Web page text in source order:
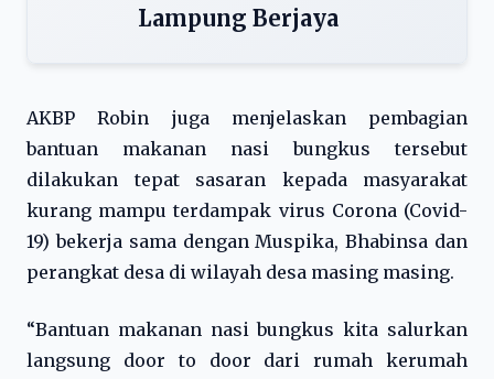
Lampung Berjaya
AKBP Robin juga menjelaskan pembagian
bantuan makanan nasi bungkus tersebut
dilakukan tepat sasaran kepada masyarakat
kurang mampu terdampak virus Corona (Covid-
19) bekerja sama dengan Muspika, Bhabinsa dan
perangkat desa di wilayah desa masing masing.
“Bantuan makanan nasi bungkus kita salurkan
langsung door to door dari rumah kerumah